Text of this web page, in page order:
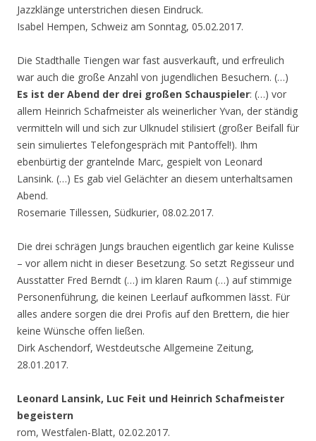
Jazzklänge unterstrichen diesen Eindruck.
Isabel Hempen, Schweiz am Sonntag, 05.02.2017.
Die Stadthalle Tiengen war fast ausverkauft, und erfreulich
war auch die große Anzahl von jugendlichen Besuchern. (…)
Es ist der Abend der drei großen Schauspieler: (…) vor
allem Heinrich Schafmeister als weinerlicher Yvan, der ständig
vermitteln will und sich zur Ulknudel stilisiert (großer Beifall für
sein simuliertes Telefongespräch mit Pantoffel!). Ihm
ebenbürtig der grantelnde Marc, gespielt von Leonard
Lansink. (…) Es gab viel Gelächter an diesem unterhaltsamen
Abend.
Rosemarie Tillessen, Südkurier, 08.02.2017.
Die drei schrägen Jungs brauchen eigentlich gar keine Kulisse
– vor allem nicht in dieser Besetzung. So setzt Regisseur und
Ausstatter Fred Berndt (…) im klaren Raum (…) auf stimmige
Personenführung, die keinen Leerlauf aufkommen lässt. Für
alles andere sorgen die drei Profis auf den Brettern, die hier
keine Wünsche offen ließen.
Dirk Aschendorf, Westdeutsche Allgemeine Zeitung,
28.01.2017.
Leonard Lansink, Luc Feit und Heinrich Schafmeister
begeistern
rom, Westfalen-Blatt, 02.02.2017.